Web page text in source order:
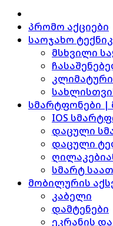
პრომო აქციები
საოჯახო
მსხვილი
კლიმატური
სმარტფონები |
IOS
დაცული
დაცული
სმარტ
მობილურის
კაბელი
დამტენები
ეკრანის